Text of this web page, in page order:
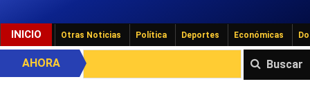
INICIO Otras Noticias Política Deportes Económicas
Buscar
AHORA